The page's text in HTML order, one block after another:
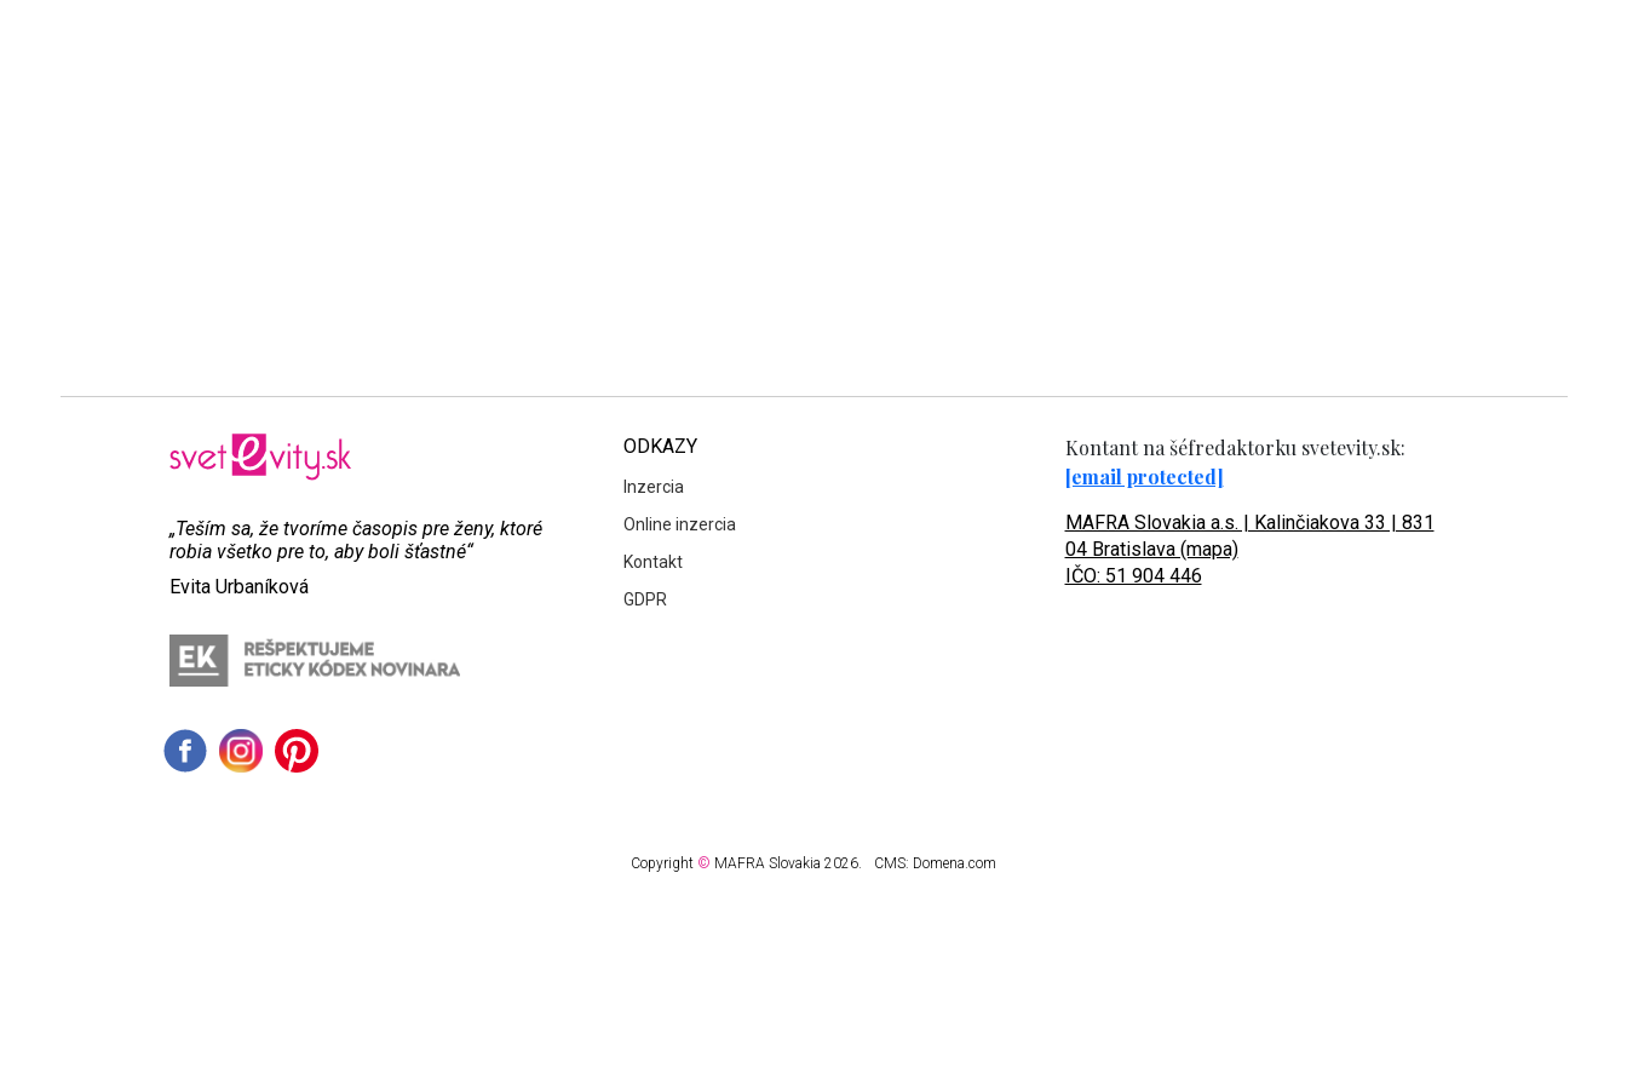
„Teším sa, že tvoríme časopis pre ženy, ktoré
robia všetko pre to, aby boli šťastné“
Evita Urbaníková
ODKAZY
Inzercia
Online inzercia
Kontakt
GDPR
Kontant na šéfredaktorku svetevity.sk:
[email protected]
MAFRA Slovakia a.s. | Kalinčiakova 33 | 831
04 Bratislava (mapa)
IČO: 51 904 446
Copyright © MAFRA Slovakia 2026. CMS: Domena.com